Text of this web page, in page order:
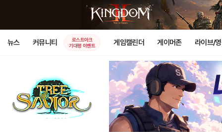
뉴스 커뮤니티
로스트아크
기대평 이벤트
게임캘린더 게이머존 라이브/